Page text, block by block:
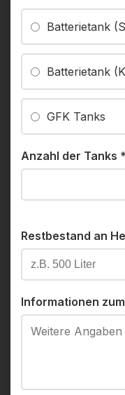
Batterietank
Batterietank
GFK Tanks
Anzahl der Tanks *
Restbestand an
Informationen